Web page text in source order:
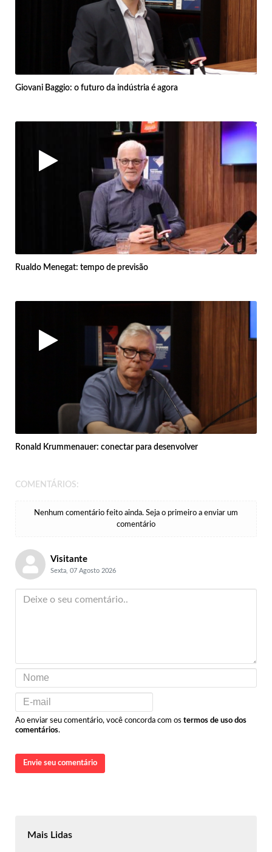
Giovani Baggio: o futuro da indústria é agora
Rualdo Menegat: tempo de previsão
Ronald Krummenauer: conectar para desenvolver
COMENTÁRIOS:
Nenhum comentário feito ainda. Seja o primeiro a enviar um
comentário
Visitante
Sexta, 07 Agosto 2026
Ao enviar seu comentário, você concorda com os termos de uso dos
comentários.
Envie seu comentário
Mais Lidas